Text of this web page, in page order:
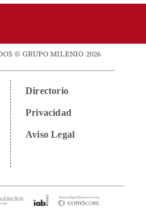
© GRUPO MILENIO 2026
Directorio
Privacidad
Aviso Legal